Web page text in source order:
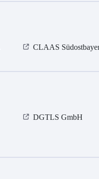
CLAAS
DGTLS GmbH